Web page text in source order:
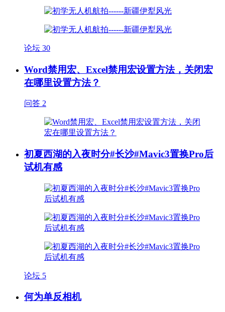
论坛 30
Word禁用宏、Excel禁用宏设置方法，关闭宏
在哪里设置方法？
问答 2
初夏西湖的入夜时分#长沙#Mavic3置换Pro后
试机有感
论坛 5
何为单反相机